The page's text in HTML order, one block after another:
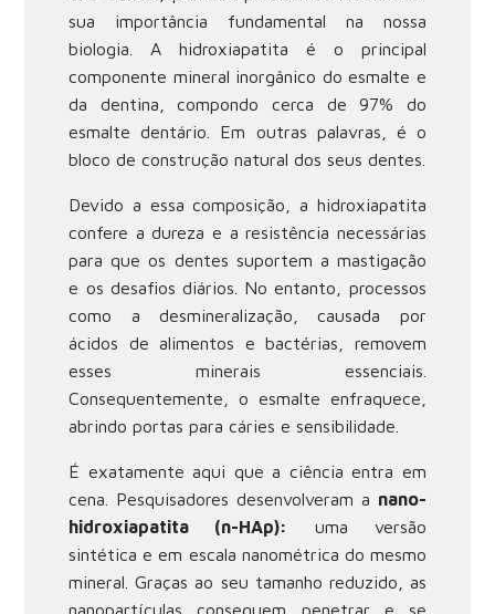
sua importância fundamental na nossa
biologia. A hidroxiapatita é o principal
componente mineral inorgânico do esmalte e
da dentina, compondo cerca de 97% do
esmalte dentário. Em outras palavras, é o
bloco de construção natural dos seus dentes.
Devido a essa composição, a hidroxiapatita
confere a dureza e a resistência necessárias
para que os dentes suportem a mastigação
e os desafios diários. No entanto, processos
como a desmineralização, causada por
ácidos de alimentos e bactérias, removem
esses minerais essenciais.
Consequentemente, o esmalte enfraquece,
abrindo portas para cáries e sensibilidade.
É exatamente aqui que a ciência entra em
cena. Pesquisadores desenvolveram a nano-
hidroxiapatita (n-HAp):
uma versão
sintética e em escala nanométrica do mesmo
mineral. Graças ao seu tamanho reduzido, as
nanopartículas conseguem penetrar e se